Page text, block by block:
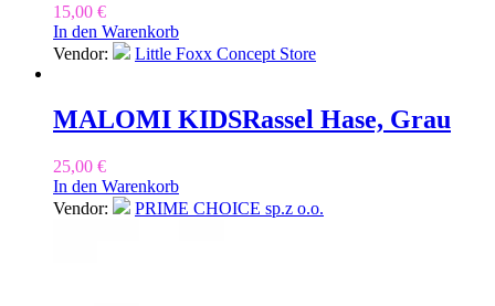
15,00 €
In den Warenkorb
Vendor:
Little Foxx Concept Store
MALOMI KIDSRassel Hase, Grau
25,00 €
In den Warenkorb
Vendor:
PRIME CHOICE sp.z o.o.